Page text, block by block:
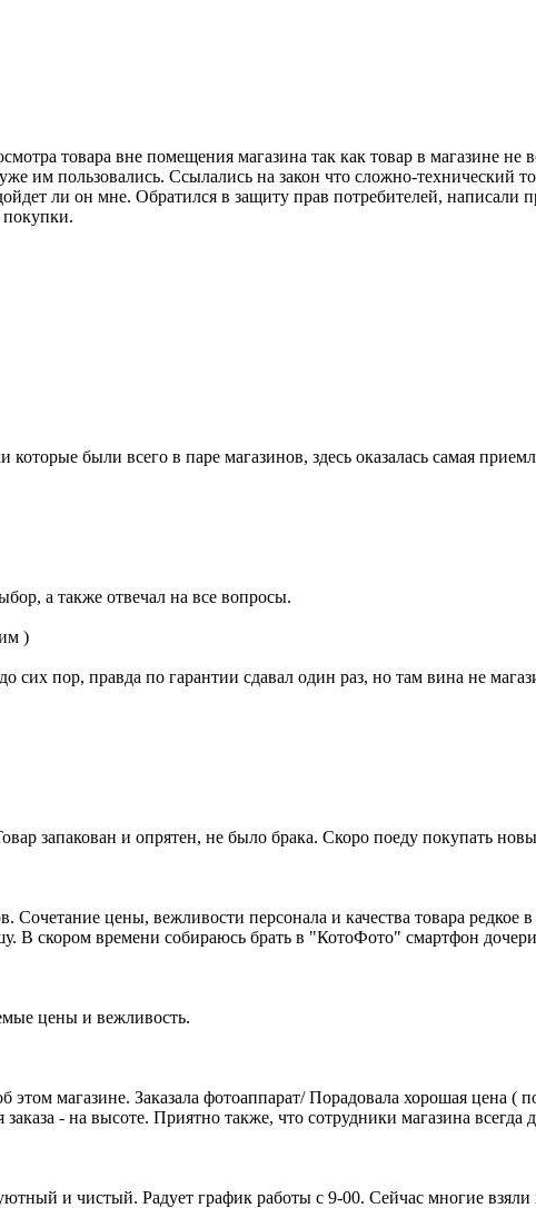
товара вне помещения магазина так как товар в магазине не
им пользовались. Ссылались на закон что сложно-технический
ли он мне. Обратился в защиту прав потребителей, написали
были всего в паре магазинов, здесь оказалась самая
а также отвечал на все вопросы.
)
сих пор, правда по гарантии сдавал один раз, но там вина не
запакован и опрятен, не было брака. Скоро поеду покупать
Сочетание цены, вежливости персонала и качества товара
В скором времени собираюсь брать в "КотоФото" смартфон
цены и вежливость.
магазине. Заказала фотоаппарат/ Порадовала хорошая цена (
- на высоте. Приятно также, что сотрудники магазина всегда
и чистый. Радует график работы с 9-00. Сейчас многие взяли